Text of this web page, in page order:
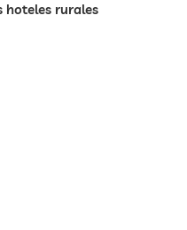
hoteles rurales